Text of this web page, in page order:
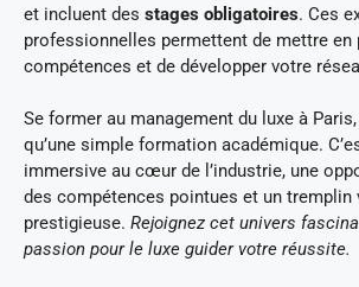
et incluent des stages obligatoires. Ces
professionnelles permettent de mettre en
compétences et de développer votre
Se former au management du luxe à
qu’une simple formation académique.
immersive au cœur de l’industrie, une
des compétences pointues et un tremplin
prestigieuse. Rejoignez cet univers
passion pour le luxe guider votre réussite.